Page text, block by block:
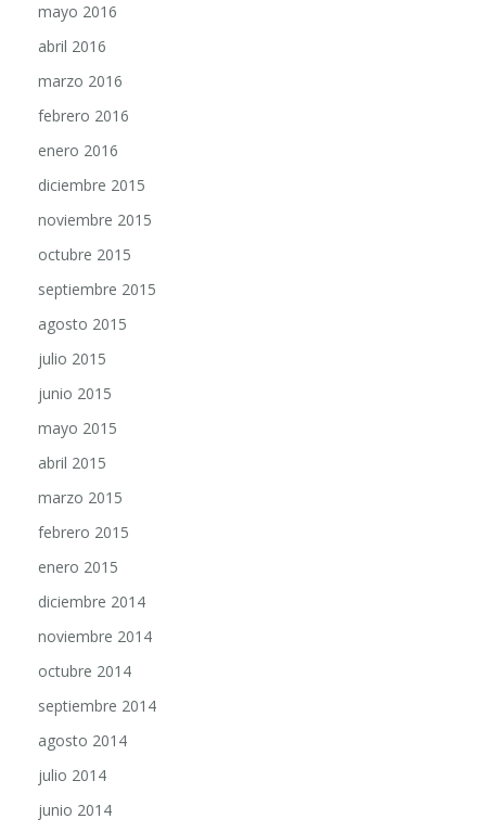
mayo 2016
abril 2016
marzo 2016
febrero 2016
enero 2016
diciembre 2015
noviembre 2015
octubre 2015
septiembre 2015
agosto 2015
julio 2015
junio 2015
mayo 2015
abril 2015
marzo 2015
febrero 2015
enero 2015
diciembre 2014
noviembre 2014
octubre 2014
septiembre 2014
agosto 2014
julio 2014
junio 2014